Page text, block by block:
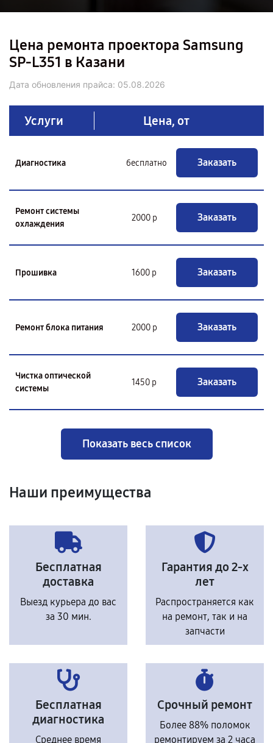
Цена ремонта проектора Samsung
SP-L351 в Казани
Дата обновления прайса: 05.08.2026
Услуги Цена, от
Диагностика бесплатно Заказать
Ремонт системы
охлаждения
2000 р Заказать
Прошивка 1600 р Заказать
Ремонт блока питания 2000 р Заказать
Чистка оптической
системы
1450 р Заказать
Показать весь список
Наши преимущества
Бесплатная
доставка
Выезд курьера до вас
за 30 мин.
Гарантия до 2-х
лет
Распространяется как
на ремонт, так и на
запчасти
Бесплатная
диагностика
Среднее время
Срочный ремонт
Более 88% поломок
ремонтируем за 2 часа